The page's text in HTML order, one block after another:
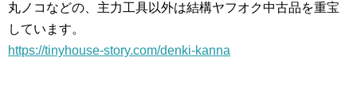
丸ノコなどの、主力工具以外は結構ヤフオク中古品を重宝
しています。
https://tinyhouse-story.com/denki-kanna